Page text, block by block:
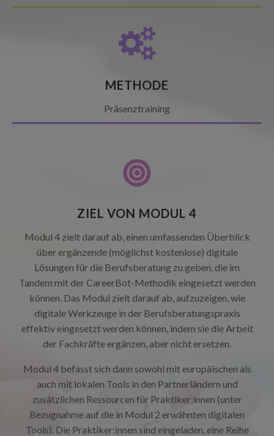
METHODE
Präsenztraining
ZIEL VON MODUL 4
Modul 4 zielt darauf ab, einen umfassenden Überblick
über ergänzende (möglichst kostenlose) digitale
Lösungen für die Berufsberatung zu geben, die im
Tandem mit der CareerBot-Methodik eingesetzt werden
können. Das Modul zielt darauf ab, aufzuzeigen, wie
digitale Werkzeuge in der Berufsberatungspraxis
effektiv eingesetzt werden können, indem sie die Arbeit
der Fachkräfte ergänzen, aber nicht ersetzen.
Modul 4 befasst sich dann sowohl mit europäischen als
auch mit lokalen Tools in den Partnerländern und
zusätzlichen Ressourcen für Praktiker:innen (unter
Bezugnahme auf die in Modul 2 erwähnten digitalen
Tools). Die Praktiker:innen sind eingeladen, eine Reihe